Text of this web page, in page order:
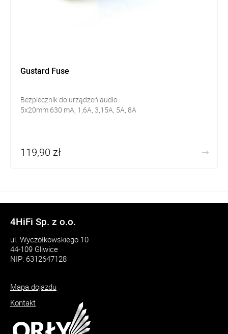
Gustard Fuse
Bezpiecznik do urządzeń audio
5x20mm 630 mA, 1,6A, 3,15A, 5A, 8A
119,90 zł
4HiFi Sp. z o.o.
ul. Wyczółkowskiego 10
44-109 Gliwice
NIP: 6312647128
Mapa dojazdu
Kontakt